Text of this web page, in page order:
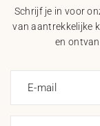
Schrijf je in voor
van aantrekkelijke
en
E-mail